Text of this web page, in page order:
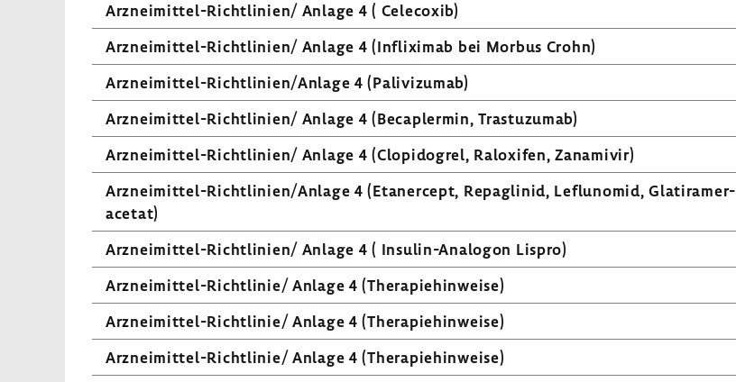
Arzneimittel-​Richtlinien/ Anlage 4 ( Cele­coxib)
Arzneimittel-​Richtlinien/ Anlage 4 (Infli­ximab bei Morbus Crohn)
Arzneimittel-​Richtlinien/Anlage 4 (Pali­vi­zumab)
Arzneimittel-​Richtlinien/ Anlage 4 (Becap­lermin, Tras­tu­zumab)
Arzneimittel-​Richtlinien/ Anlage 4 (Clopi­do­grel, Raloxifen, Zana­mivir)
Arzneimittel-​Richtlinien/Anlage 4 (Etaner­cept, Repaglinid, Leflunomid, Glati­ramer­
acetat)
Arzneimittel-​Richtlinien/ Anlage 4 ( Insulin-​Analogon Lispro)
Arzneimittel-​Richtlinie/ Anlage 4 (Thera­pie­hin­weise)
Arzneimittel-​Richtlinie/ Anlage 4 (Thera­pie­hin­weise)
Arzneimittel-​Richtlinie/ Anlage 4 (Thera­pie­hin­weise)